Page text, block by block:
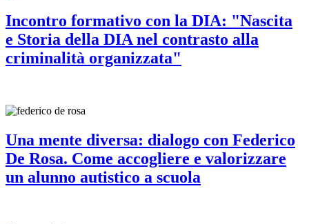
Incontro formativo con la DIA: "Nascita
e Storia della DIA nel contrasto alla
criminalità organizzata"
Una mente diversa: dialogo con Federico
De Rosa. Come accogliere e valorizzare
un alunno autistico a scuola